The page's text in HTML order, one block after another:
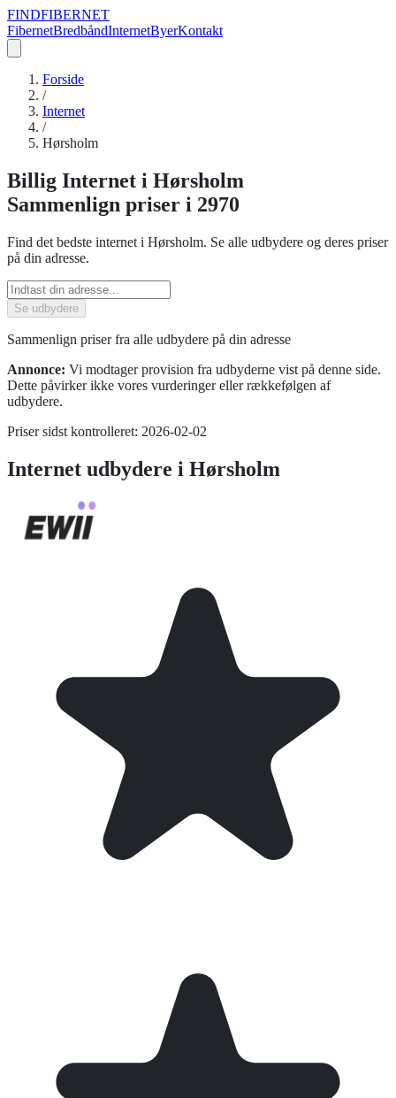
FINDFIBERNET
FibernetBredbåndInternetByerKontakt
Forside
/
Internet
/
Hørsholm
Billig Internet i Hørsholm
Sammenlign priser i 2970
Find det bedste internet i Hørsholm. Se alle udbydere og deres priser
på din adresse.
Se udbydere
Sammenlign priser fra alle udbydere på din adresse
Annonce: Vi modtager provision fra udbyderne vist på denne side.
Dette påvirker ikke vores vurderinger eller rækkefølgen af
udbydere.
Priser sidst kontrolleret: 2026-02-02
Internet udbydere i Hørsholm